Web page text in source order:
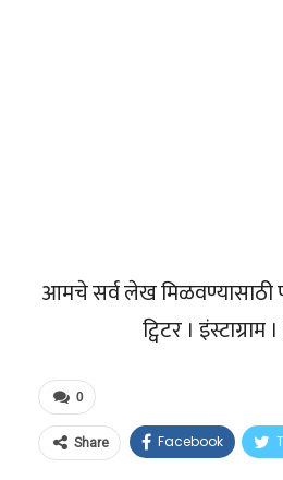
आमचे सर्व लेख मिळवण्यासाठी
ट्विटर । इंस्टाग्राम
0
Share Facebook